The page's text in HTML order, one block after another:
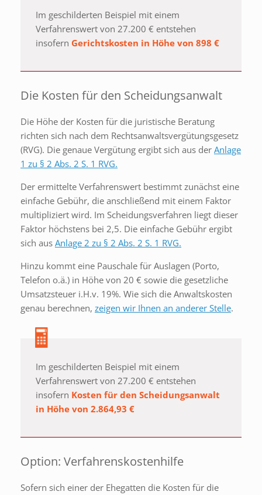
Im geschilderten Beispiel mit einem
Verfahrenswert von 27.200 € entstehen
insofern Gerichtskosten in Höhe von 898 €
Die Kosten für den Scheidungsanwalt
Die Höhe der Kosten für die juristische Beratung
richten sich nach dem Rechtsanwaltsvergütungsgesetz
(RVG). Die genaue Vergütung ergibt sich aus der Anlage
1 zu § 2 Abs. 2 S. 1 RVG.
Der ermittelte Verfahrenswert bestimmt zunächst eine
einfache Gebühr, die anschließend mit einem Faktor
multipliziert wird. Im Scheidungsverfahren liegt dieser
Faktor höchstens bei 2,5. Die einfache Gebühr ergibt
sich aus Anlage 2 zu § 2 Abs. 2 S. 1 RVG.
Hinzu kommt eine Pauschale für Auslagen (Porto,
Telefon o.ä.) in Höhe von 20 € sowie die gesetzliche
Umsatzsteuer i.H.v. 19%. Wie sich die Anwaltskosten
genau berechnen, zeigen wir Ihnen an anderer Stelle.
Im geschilderten Beispiel mit einem
Verfahrenswert von 27.200 € entstehen
insofern Kosten für den Scheidungsanwalt
in Höhe von 2.864,93 €
Option: Verfahrenskostenhilfe
Sofern sich einer der Ehegatten die Kosten für die